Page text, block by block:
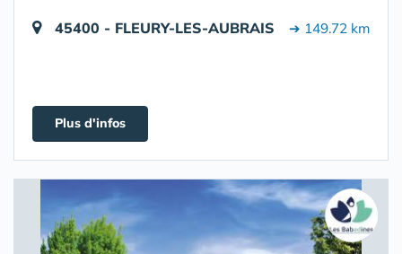
45400 - FLEURY-LES-AUBRAIS ➔ 149.72 km
Plus d'infos